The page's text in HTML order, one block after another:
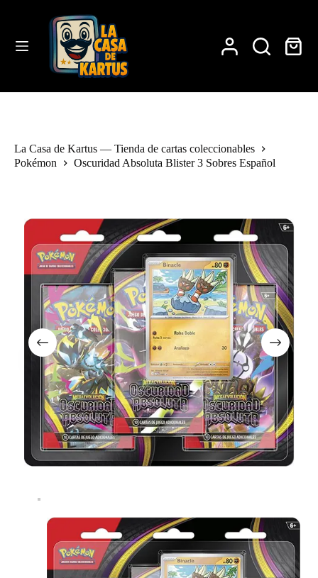
Carro
La Casa de Kartus — Tienda de cartas coleccionables
Pokémon
Oscuridad Absoluta Blister 3 Sobres Español